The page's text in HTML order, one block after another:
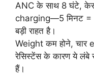
ANC के साथ 8 घंटे,
charging—5 मिनट =
बड़ी राहत है।
Weight कम होने, चार
रेसिस्टेंस के कारण ये
हैं।